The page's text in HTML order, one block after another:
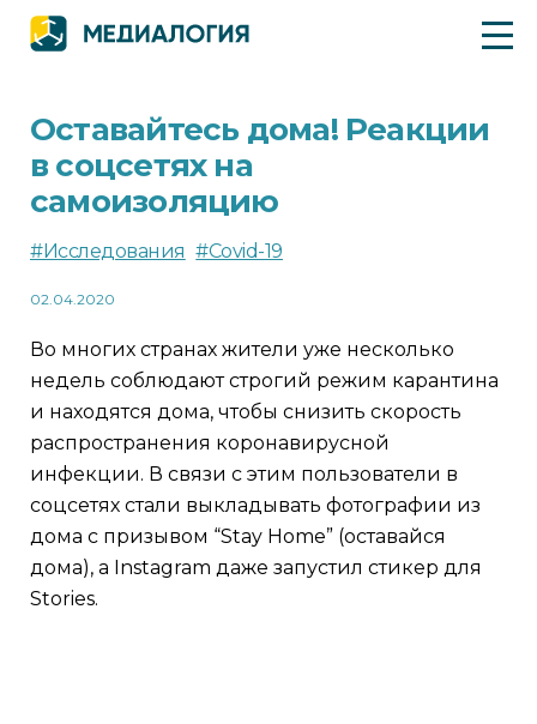
Оставайтесь дома! Реакции
в соцсетях на
самоизоляцию
#Исследования #Covid-19
02.04.2020
Во многих странах жители уже несколько
недель соблюдают строгий режим карантина
и находятся дома, чтобы снизить скорость
распространения коронавирусной
инфекции. В связи с этим пользователи в
соцсетях стали выкладывать фотографии из
дома с призывом “Stay Home” (оставайся
дома), а Instagram даже запустил стикер для
Stories.